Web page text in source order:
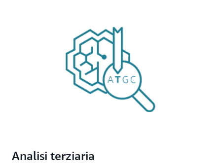
Analisi terziaria